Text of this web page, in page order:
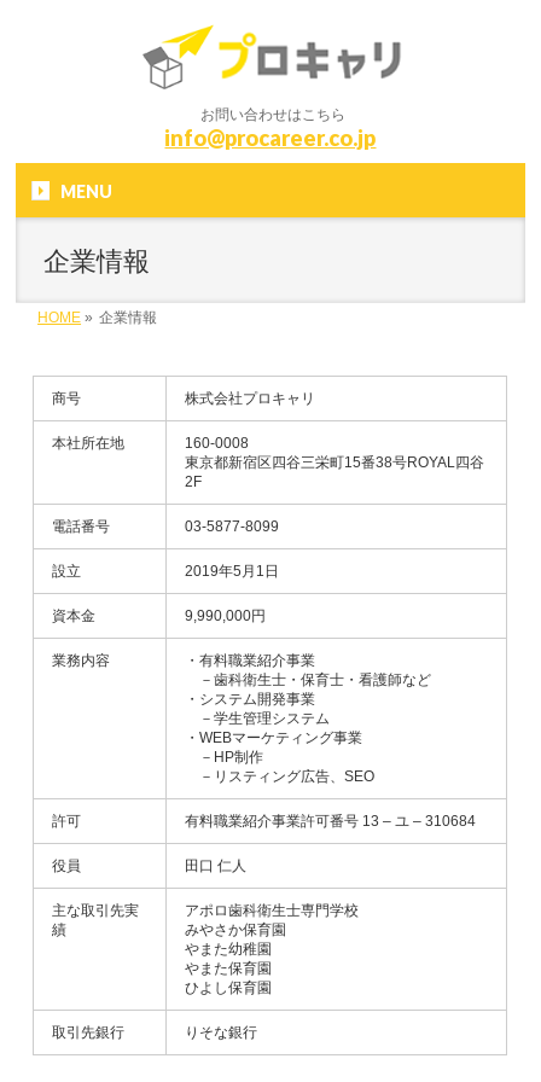
お問い合わせはこちら
info@procareer.co.jp
MENU
企業情報
HOME » 企業情報
商号 株式会社プロキャリ
本社所在地
160-0008
東京都新宿区四谷三栄町15番38号ROYAL四谷
2F
電話番号 03-5877-8099
設立 2019年5月1日
資本金 9,990,000円
業務内容
・有料職業紹介事業
－歯科衛生士・保育士・看護師など
・システム開発事業
－学生管理システム
・WEBマーケティング事業
－HP制作
－リスティング広告、SEO
許可 有料職業紹介事業許可番号 13 – ユ – 310684
役員 田口 仁人
主な取引先実
績
アポロ歯科衛生士専門学校
みやさか保育園
やまた幼稚園
やまた保育園
ひよし保育園
取引先銀行 りそな銀行